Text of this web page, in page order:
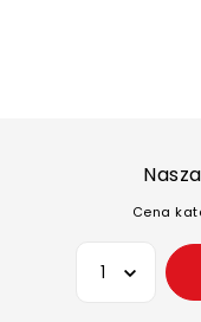
Cena
Wybierz opcję